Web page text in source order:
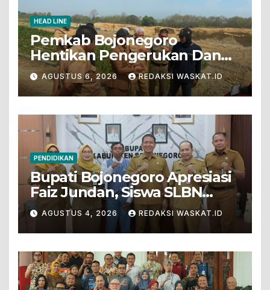
HEAD LINE
Pemkab Bojonegoro
Hentikan Pengerukan Dan
Penjualan Tanah Dari Lahan
Pertanian
AGUSTUS 6, 2026 REDAKSI WASKAT.ID
PENDIDIKAN
Bupati Bojonegoro Apresiasi
Faiz Jundan, Siswa SLBN
Gunungsari Baureno Masuk
LKS Diksus Tingkat Nasional
AGUSTUS 4, 2026 REDAKSI WASKAT.ID